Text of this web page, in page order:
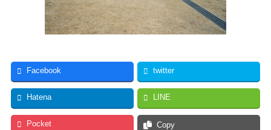
Facebook twitter
Hatena LINE
Pocket Copy